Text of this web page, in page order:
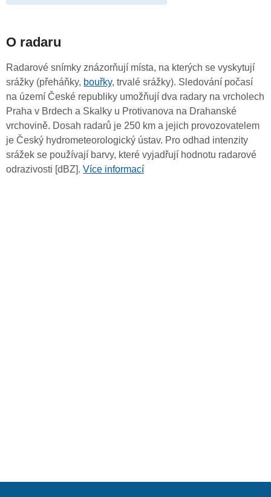
O radaru
Radarové snímky znázorňují místa, na kterých se vyskytují
srážky (přeháňky, bouřky, trvalé srážky). Sledování počasí
na území České republiky umožňují dva radary na vrcholech
Praha v Brdech a Skalky u Protivanova na Drahanské
vrchovině. Dosah radarů je 250 km a jejich provozovatelem
je Český hydrometeorologický ústav. Pro odhad intenzity
srážek se používají barvy, které vyjadřují hodnotu radarové
odrazivosti [dBZ]. Více informací